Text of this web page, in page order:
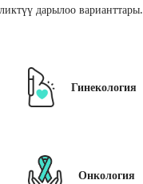
дарылоо варианттары.
Гинекология
Онкология